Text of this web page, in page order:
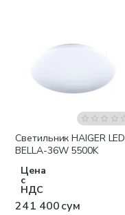
Светильник HAIGER LED
BELLA-36W 5500K
Цена
с
НДС
241 400 сум